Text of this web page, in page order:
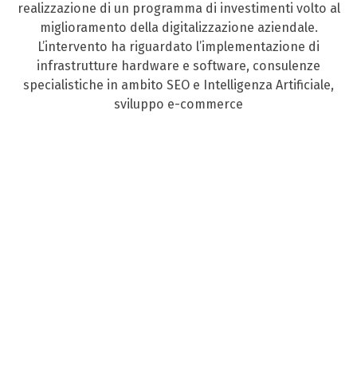
realizzazione di un programma di investimenti volto al
miglioramento della digitalizzazione aziendale.
L’intervento ha riguardato l’implementazione di
infrastrutture hardware e software, consulenze
specialistiche in ambito SEO e Intelligenza Artificiale,
sviluppo e-commerce